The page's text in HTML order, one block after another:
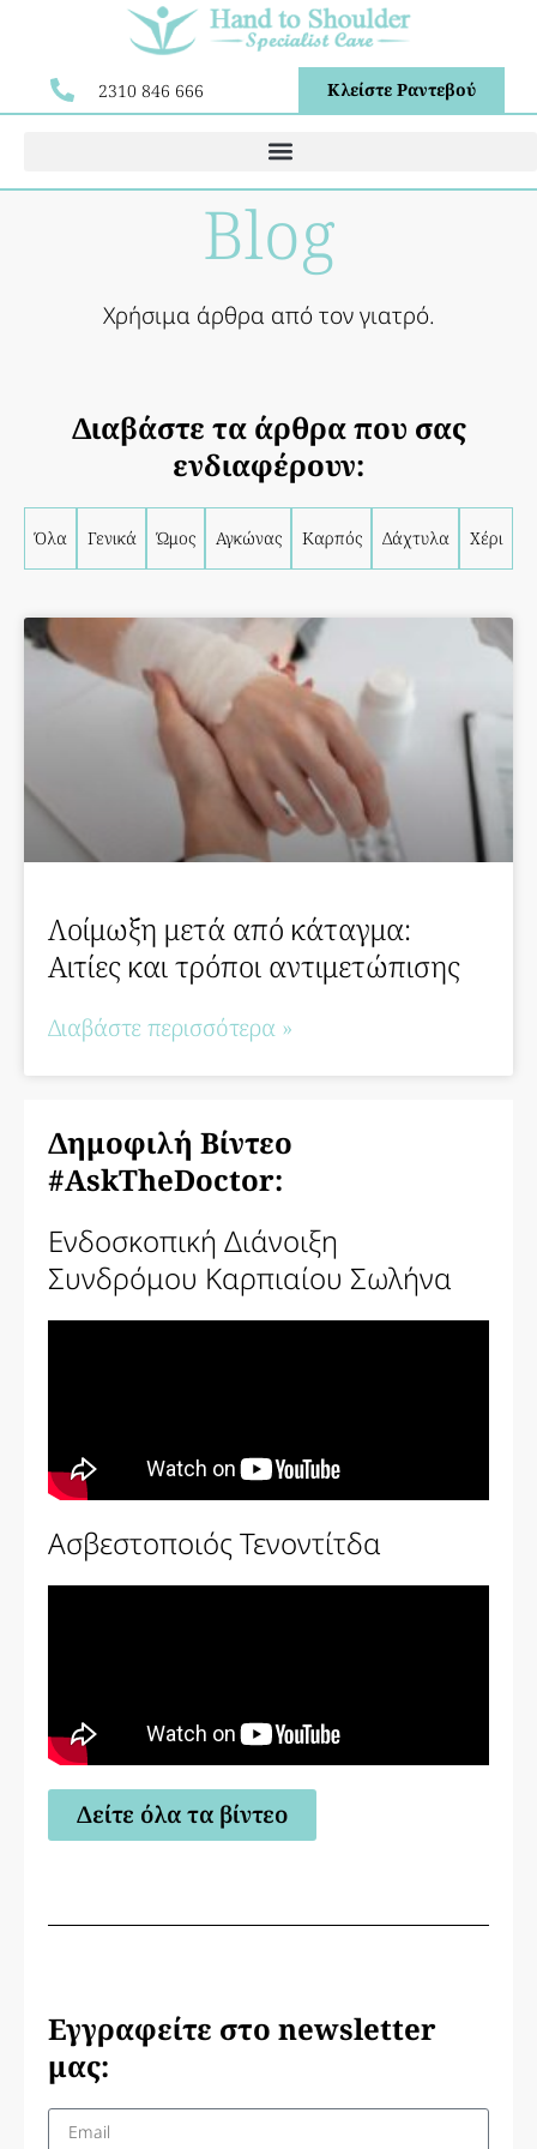
2310 846 666 Κλείστε Ραντεβού
Blog
Χρήσιμα άρθρα από τον γιατρό.
Διαβάστε τα άρθρα που σας
ενδιαφέρουν:
Όλα Γενικά Ώμος Αγκώνας Καρπός Δάχτυλα Χέρι
Λοίμωξη μετά από κάταγμα:
Αιτίες και τρόποι αντιμετώπισης
Διαβάστε περισσότερα »
Δημοφιλή Βίντεο
#AskTheDoctor:
Ενδοσκοπική Διάνοιξη
Συνδρόμου Καρπιαίου Σωλήνα
Ασβεστοποιός Τενοντίτδα
Δείτε όλα τα βίντεο
Εγγραφείτε στο newsletter
μας: